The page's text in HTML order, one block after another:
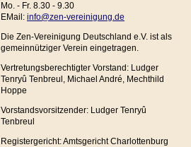
Mo. - Fr. 8.30 - 9.30
EMail: info@zen-vereinigung.de
Die Zen-Vereinigung Deutschland e.V. ist als
gemeinnütziger Verein eingetragen.
Vertretungsberechtigter Vorstand: Ludger
Tenryû Tenbreul, Michael André, Mechthild
Hoppe
Vorstandsvorsitzender: Ludger Tenryû
Tenbreul
Registergericht: Amtsgericht Charlottenburg